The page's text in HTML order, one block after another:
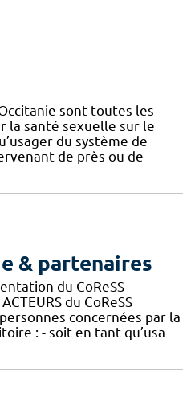
Occitanie sont toutes les
la santé sexuelle sur le
du système de
de près ou de
& partenaires
du CoReSS
du CoReSS
concernées par la
: - soit en tant qu’usa